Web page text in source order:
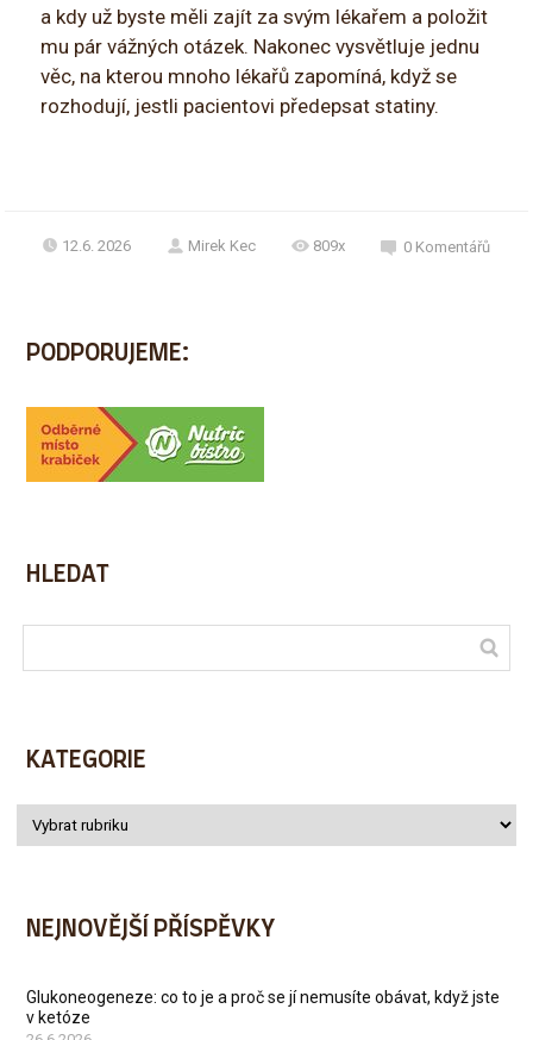
a kdy už byste měli zajít za svým lékařem a položit
mu pár vážných otázek. Nakonec vysvětluje jednu
věc, na kterou mnoho lékařů zapomíná, když se
rozhodují, jestli pacientovi předepsat statiny.
12.6. 2026 Mirek Kec 809x 0 Komentářů
PODPORUJEME:
HLEDAT
KATEGORIE
NEJNOVĚJŠÍ PŘÍSPĚVKY
Glukoneogeneze: co to je a proč se jí nemusíte obávat, když jste
v ketóze